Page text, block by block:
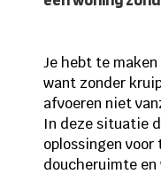
Je hebt te
want zonder
afvoeren niet
In deze situatie
oplossingen
doucheruimte en